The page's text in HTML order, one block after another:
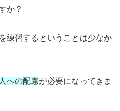
か？
練習するということは少なか
への配慮が必要になってきま